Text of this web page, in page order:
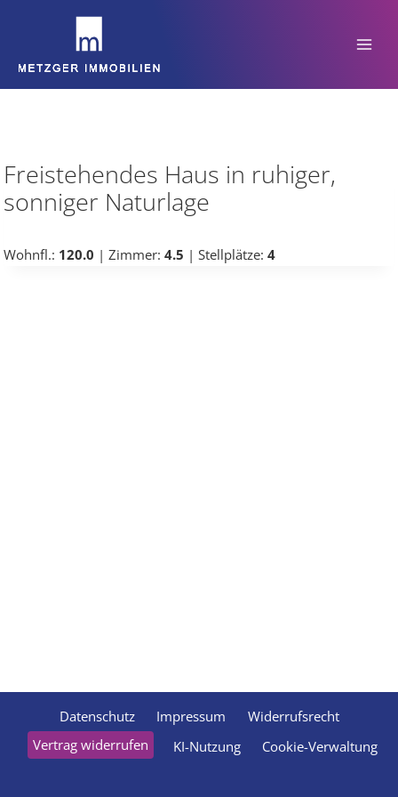
Freistehendes Haus in ruhiger,
sonniger Naturlage
Wohnfl.: 120.0 | Zimmer: 4.5 | Stellplätze: 4
Datenschutz Impressum
Widerrufsrecht
Vertrag widerrufen
KI-Nutzung Cookie-Verwaltung